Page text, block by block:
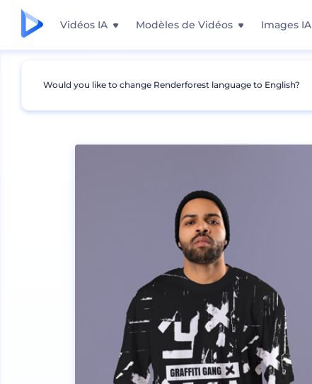
Vidéos IA Modèles de Vidéos Images IA
Mockups Vêtements Mockup de t-shirt
Would you like to change Renderforest language to English?